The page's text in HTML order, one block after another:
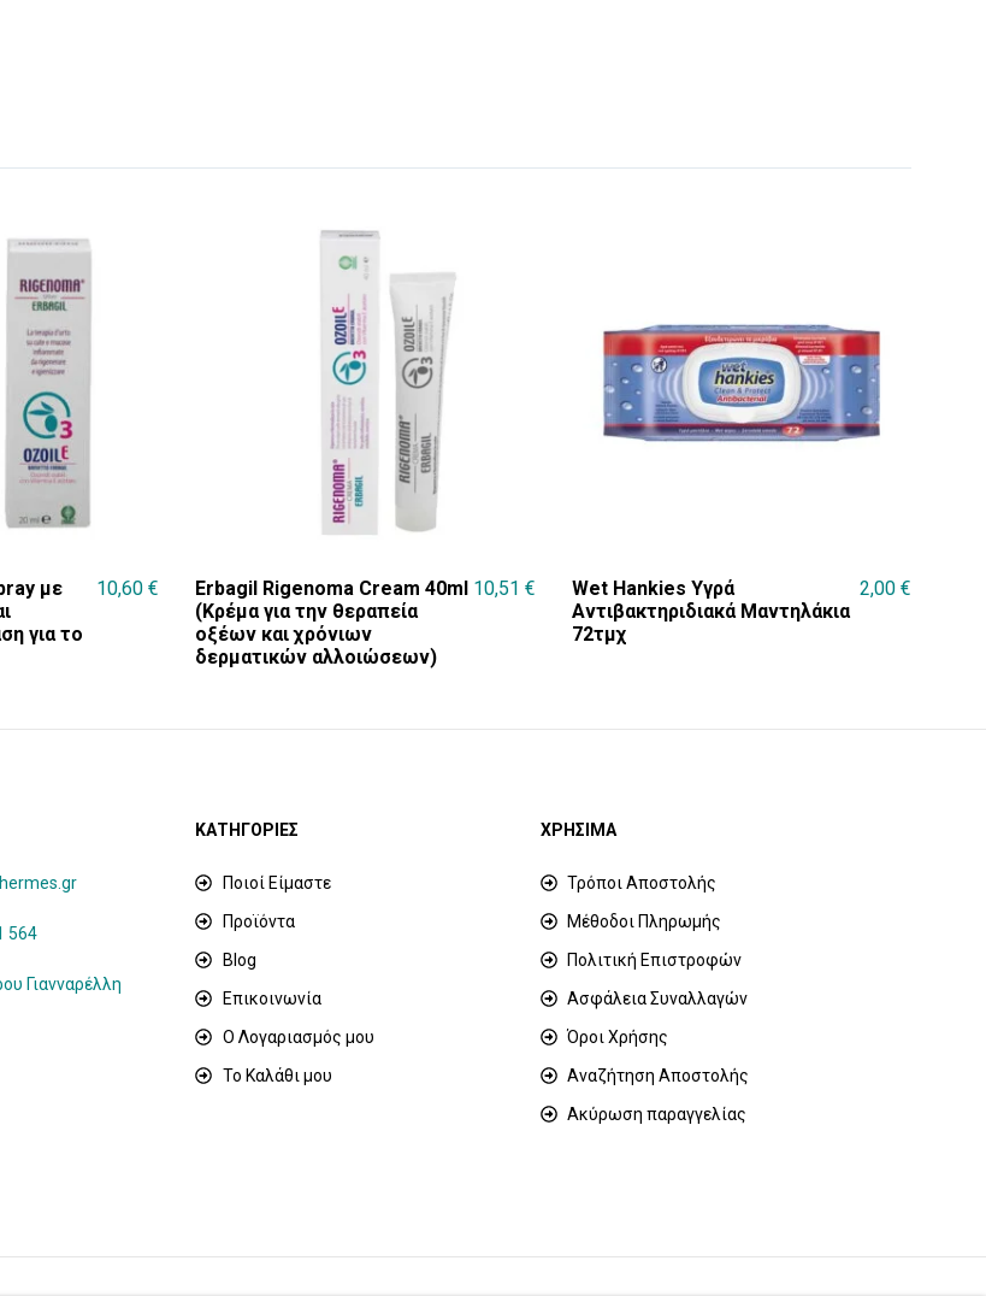
με
για το
10,60 €
Erbagil Rigenoma Cream 40ml
(Κρέμα για την θεραπεία
οξέων και χρόνιων
δερματικών αλλοιώσεων)
10,51 €
Wet Hankies Υγρά
Αντιβακτηριδιακά Μαντηλάκια
72τμχ
2,00 €
564
Γιανναρέλλη
ΚΑΤΗΓΟΡΙΕΣ
Ποιοί Είμαστε
Προϊόντα
Blog
Επικοινωνία
Ο Λογαριασμός μου
Το Καλάθι μου
ΧΡΗΣΙΜΑ
Τρόποι Αποστολής
Μέθοδοι Πληρωμής
Πολιτική Επιστροφών
Ασφάλεια Συναλλαγών
Όροι Χρήσης
Αναζήτηση Αποστολής
Ακύρωση παραγγελίας